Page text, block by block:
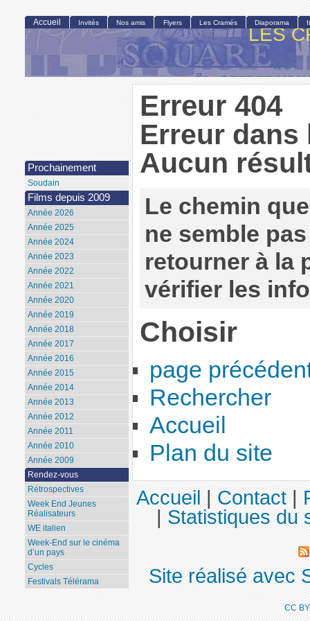
LES
Erreur 404
Erreur dans
Aucun
Le chemin
ne semble
retourner à la
vérifier les
Choisir
page
Rechercher
Accueil
Plan du site
Accueil Invités Nos amis Flyers Les Cramés Diaporama
Prochainement
Soudain
Films depuis 2009
Année 2026
Année 2025
Année 2024
Année 2023
Année 2022
Année 2021
Année 2020
Année 2019
Année 2018
Année 2017
Année 2016
Année 2015
Année 2014
Année 2013
Année 2012
Année 2011
Année 2010
Année 2009
Rendez-vous
Rétrospectives
Week End Jeunes
Réalisateurs
WE italien
Week-End sur le cinéma
d’un pays
Cycles
Festivals Télérama
Accueil|Contact|
|Statistiques du
Site réalisé avec
CC